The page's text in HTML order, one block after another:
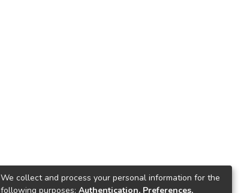
We collect and process your personal information for the
following purposes: Authentication, Preferences,